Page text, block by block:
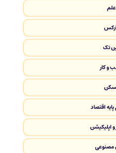
علم
تک
و کار
اقتصاد
و اپلیکیشن